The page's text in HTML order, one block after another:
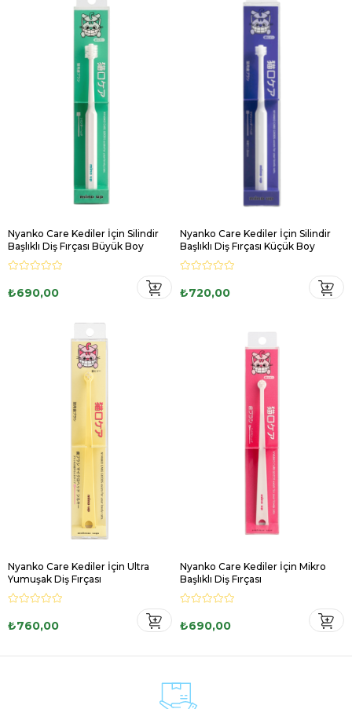
Nyanko Care Kediler İçin Silindir
Başlıklı Diş Fırçası Büyük Boy
₺690,00
Nyanko Care Kediler İçin Silindir
Başlıklı Diş Fırçası Küçük Boy
₺720,00
Nyanko Care Kediler İçin Ultra
Yumuşak Diş Fırçası
₺760,00
Nyanko Care Kediler İçin Mikro
Başlıklı Diş Fırçası
₺690,00